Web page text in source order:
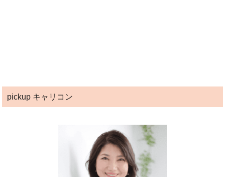
pickup キャリコン